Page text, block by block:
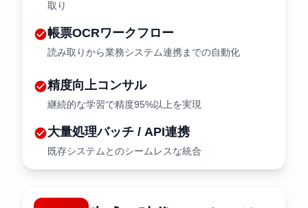
取り
check_circle帳票OCRワークフロー
読み取りから業務システム連携までの自動化
check_circle精度向上コンサル
継続的な学習で精度95%以上を実現
check_circle大量処理バッチ / API連携
既存システムとのシームレスな統合